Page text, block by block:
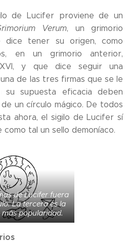
de Lucifer proviene de un
Verum, un grimorio
dice tener su origen, como
en un grimorio anterior,
y que dice seguir una
de las tres firmas que se le
supuesta eficacia deben
un círculo mágico. De todos
ahora, el sigilo de Lucifer sí
tal un sello demoníaco.
de Lucifer fuera
La tercera es la
popularidad.